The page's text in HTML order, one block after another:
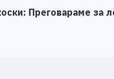
Преговараме за